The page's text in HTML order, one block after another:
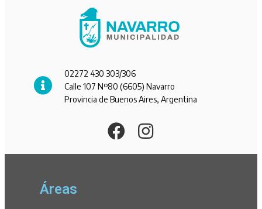
02272 430 303/306
Calle 107 Nº80 (6605) Navarro
Provincia de Buenos Aires, Argentina
Áreas